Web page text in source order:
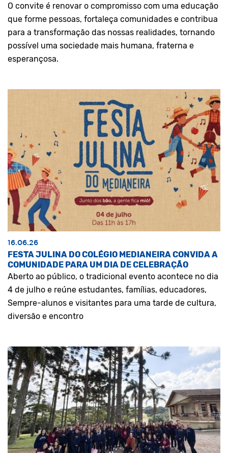
O convite é renovar o compromisso com uma educação
que forme pessoas, fortaleça comunidades e contribua
para a transformação das nossas realidades, tornando
possível uma sociedade mais humana, fraterna e
esperançosa.
16.06.26
FESTA JULINA DO COLÉGIO MEDIANEIRA CONVIDA A
COMUNIDADE PARA UM DIA DE CELEBRAÇÃO
Aberto ao público, o tradicional evento acontece no dia
4 de julho e reúne estudantes, famílias, educadores,
Sempre-alunos e visitantes para uma tarde de cultura,
diversão e encontro